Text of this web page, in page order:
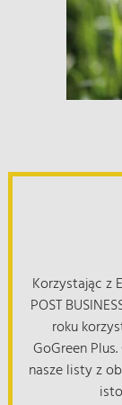
Korzystając z
POST
roku
GoGreen
nasze listy z